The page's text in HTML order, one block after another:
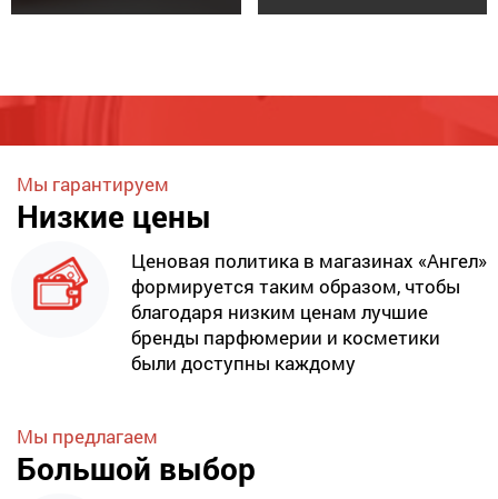
Мы гарантируем
Низкие цены
Ценовая политика в магазинах «Ангел»
формируется таким образом, чтобы
благодаря низким ценам лучшие
бренды парфюмерии и косметики
были доступны каждому
Мы предлагаем
Большой выбор